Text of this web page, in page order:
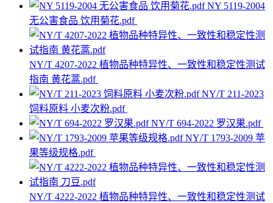
NY 5119-2004
无公害食品 饮用菊花.pdf
NY/T 4207-2022 植物品种特异性、一致性和稳定性测试
指南 黄花蒿.pdf
NY/T 211-2023
饲料原料 小麦次粉.pdf
NY/T 694-2022 罗汉果.pdf
NY/T 1793-2009 苹
果等级规格.pdf
NY/T 4222-2022 植物品种特异性、一致性和稳定性测试